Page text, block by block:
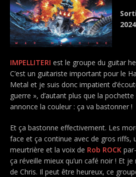
2024
IMPELLITERI est le groupe du guitar
C’est un guitariste important pour le
Metal et je suis donc impatient
guerre », d’autant plus que la
annonce la couleur : ça va bastonner !
Et ça bastonne effectivement. Les
face et ça continue avec de gros riffs,
meurtrière et la voix de Rob ROCK
ça réveille mieux qu’un café noir ! Et je
de Chris. Il peut être heureux, ce